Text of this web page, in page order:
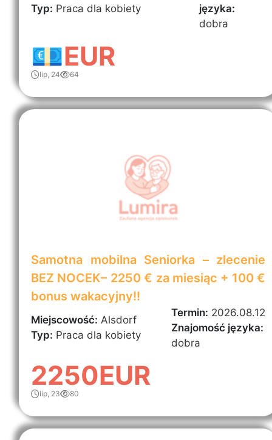
Typ: Praca dla kobiety
języka:
dobra
💶EUR
lip, 24 64
Samotna mobilna Seniorka – zlecenie
BEZ NOCEK– 2250 € za miesiąc + 100 €
bonus wakacyjny!!
Miejscowość: Alsdorf
Typ: Praca dla kobiety
Termin: 2026.08.12
Znajomość języka:
dobra
2250EUR
lip, 23 80